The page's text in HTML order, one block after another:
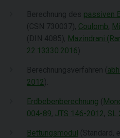
Berechnung des passiven
(CSN 730037), Coulomb,
(DIN 4085), Mazindrani
22.13330.2016).
Berechnungsverfahren (
2012).
Erdbebenberechnung (
004-89, JTS 146-2012, SL
Bettungsmodul (Standard,